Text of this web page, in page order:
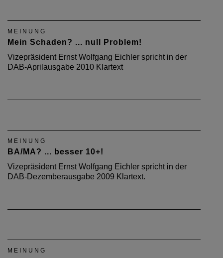
MEINUNG
Mein Schaden? ... null Problem!
Vizepräsident Ernst Wolfgang Eichler spricht in der
DAB-Aprilausgabe 2010 Klartext
MEINUNG
BA/MA? ... besser 10+!
Vizepräsident Ernst Wolfgang Eichler spricht in der
DAB-Dezemberausgabe 2009 Klartext.
MEINUNG